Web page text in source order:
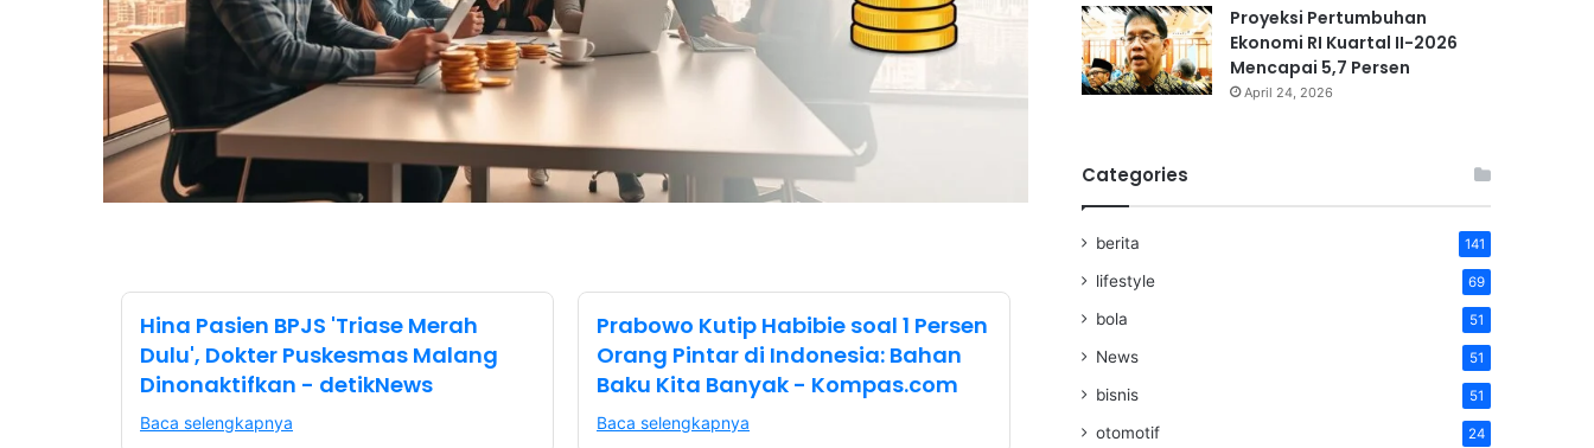
Hina Pasien BPJS 'Triase Merah
Dulu', Dokter Puskesmas Malang
Dinonaktifkan - detikNews
Baca selengkapnya
Prabowo Kutip Habibie soal 1 Persen
Orang Pintar di Indonesia: Bahan
Baku Kita Banyak - Kompas.com
Baca selengkapnya
Proyeksi Pertumbuhan
Ekonomi RI Kuartal II-2026
Mencapai 5,7 Persen
April 24, 2026
Categories
berita 141
lifestyle 69
bola 51
News 51
bisnis 51
otomotif 24